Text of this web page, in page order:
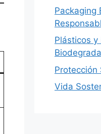
Packaging
Plásticos y
Protección
Vida